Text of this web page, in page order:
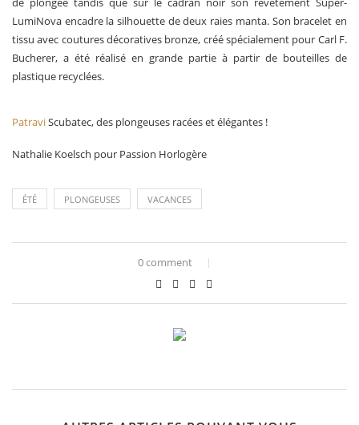
LumiNova encadre la silhouette de deux raies manta. Son bracelet en
tissu avec coutures décoratives bronze, créé spécialement pour Carl F.
Bucherer, a été réalisé en grande partie à partir de bouteilles de
plastique recyclées.
PatraviScubatec, des plongeuses racées et élégantes !
Nathalie Koelsch pour Passion Horlogère
ÉTÉ PLONGEUSES VACANCES
0 comment